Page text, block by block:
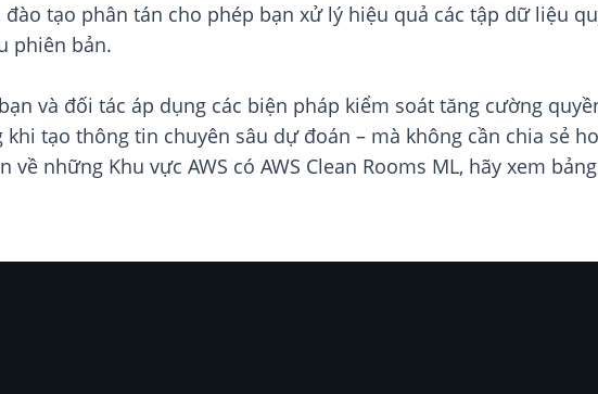
tạo phân tán cho phép bạn xử lý hiệu quả các tập dữ liệu
phiên bản.
và đối tác áp dụng các biện pháp kiểm soát tăng cường
tạo thông tin chuyên sâu dự đoán – mà không cần chia sẻ
những Khu vực AWS có AWS Clean Rooms ML, hãy xem bảng